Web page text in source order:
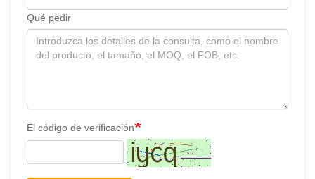
Qué pedir
El código de verificación